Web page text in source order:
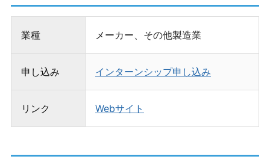
業種 メーカー、その他製造業
申し込み インターンシップ申し込み
リンク Webサイト